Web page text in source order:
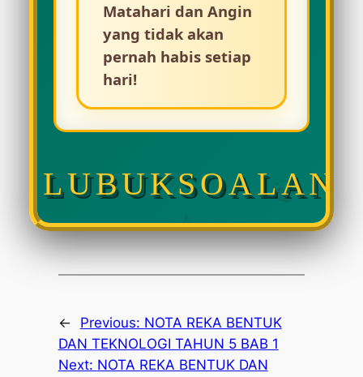
💨
💧
⚡
🍃
Matahari dan Angin
yang tidak akan
pernah habis setiap
hari!
LUBUKSOALAN
← Previous: NOTA REKA BENTUK
DAN TEKNOLOGI TAHUN 5 BAB 1
Next: NOTA REKA BENTUK DAN